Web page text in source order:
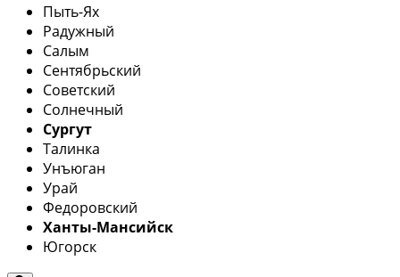
Пыть-Ях
Радужный
Салым
Сентябрьский
Советский
Солнечный
Сургут
Талинка
Унъюган
Урай
Федоровский
Ханты-Мансийск
Югорск